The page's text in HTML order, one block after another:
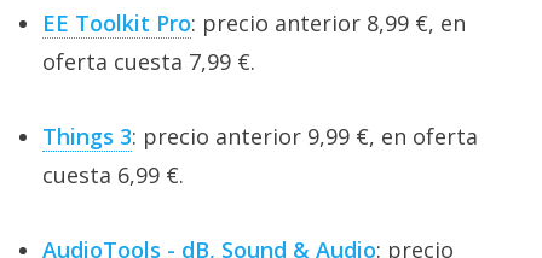
EE Toolkit Pro: precio anterior 8,99 €, en
oferta cuesta 7,99 €.
Things 3: precio anterior 9,99 €, en oferta
cuesta 6,99 €.
AudioTools - dB, Sound & Audio: precio